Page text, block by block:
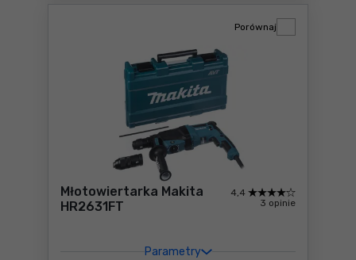
Młotowiertarka Makita
HR2631FT
Parametry
4,4
3 opinie
Porównaj